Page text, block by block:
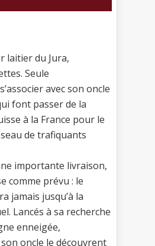
laitier du Jura,
Seule
avec son oncle
font passer de la
à la France pour le
de trafiquants
importante livraison,
comme prévu : le
jamais jusqu’à la
Lancés à sa recherche
enneigée,
oncle le découvrent